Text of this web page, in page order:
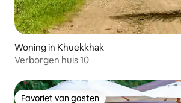
Woning in Khuekkhak
Verborgen huis 10
Favoriet van gasten